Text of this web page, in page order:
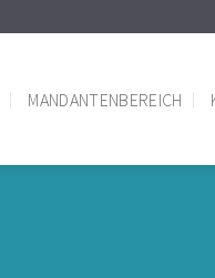
MANDANTENBEREICH